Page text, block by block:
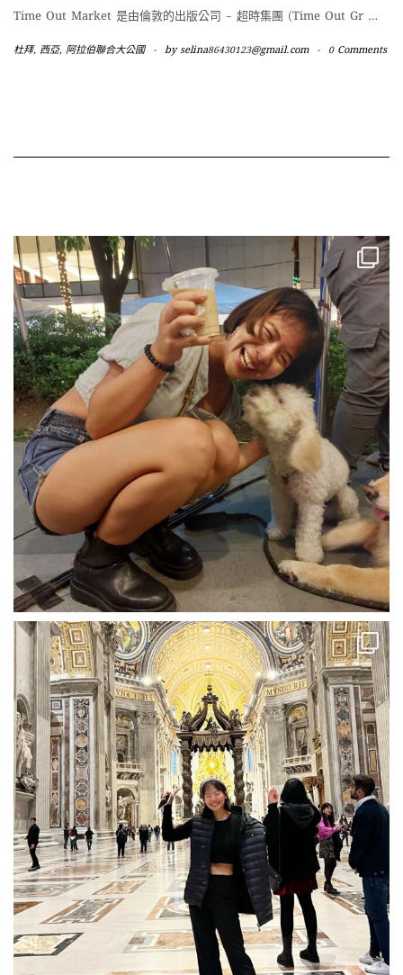
Time Out Market 是由倫敦的出版公司 – 超時集團 (Time Out Gr …
杜拜, 西亞, 阿拉伯聯合大公國 - byselina86430123@gmail.com - 0 Comments